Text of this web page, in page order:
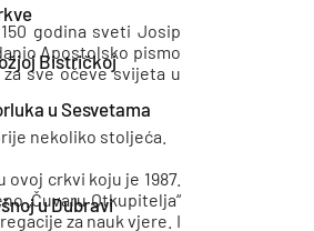
Bistričkoj
u Sesvetama
u Dubravi
godina sveti Josip
Apostolsko pismo
za sve očeve svijeta u
nekoliko stoljeća.
crkvi koju je 1987.
„Čuvaru Otkupitelja“
za nauk vjere. I